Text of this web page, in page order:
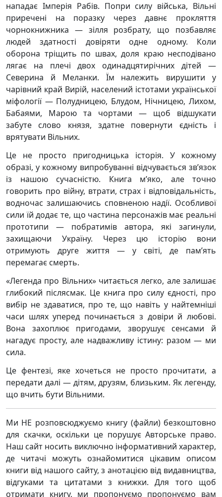
нападає Імперія Рабів. Попри силу війська, Вільні
приречені на поразку через давнє прокляття
чорнокнижника — зілля розбрату, що позбавляє
людей здатності довіряти одне одному. Коли
оборона тріщить по швах, доля краю несподівано
лягає на плечі двох одинадцятирічних дітей —
Северина й Меланки. Їм належить вирушити у
чарівний край Вирій, населений істотами української
міфології — Полудницею, Блудом, Нічницею, Лихом,
Бабаями, Марою та чортами — щоб відшукати
забуте слово князя, здатне повернути єдність і
врятувати Вільних.
Це не просто пригодницька історія. У кожному
образі, у кожному випробуванні відчувається зв’язок
із нашою сучасністю. Книга м’яко, але точно
говорить про війну, втрати, страх і відповідальність,
водночас залишаючись сповненою надії. Особливої
сили їй додає те, що частина персонажів має реальні
прототипи — побратимів автора, які загинули,
захищаючи Україну. Через цю історію вони
отримують друге життя — у світі, де пам’ять
перемагає смерть.
«Легенда про Вільних» читається легко, але залишає
глибокий післясмак. Це книга про силу єдності, про
вибір не здаватися, про те, що навіть у найтемніші
часи шлях уперед починається з довіри й любові.
Вона захоплює пригодами, зворушує сенсами й
нагадує просту, але надважливу істину: разом — ми
сила.
Це фентезі, яке хочеться не просто прочитати, а
передати далі — дітям, друзям, близьким. Як легенду,
що вчить бути Вільними.
Ми НЕ розповсюджуємо книгу (файли) безкоштовно
для скачки, оскільки це порушує Авторське право.
Наш сайт носить виключно інформативний характер,
де читачі можуть ознайомитися цікавим описом
книги від нашого сайту, з анотацією від видавництва,
відгуками та цитатами з книжки. Для того щоб
отримати книгу, ми пропонуємо пропонуємо вам